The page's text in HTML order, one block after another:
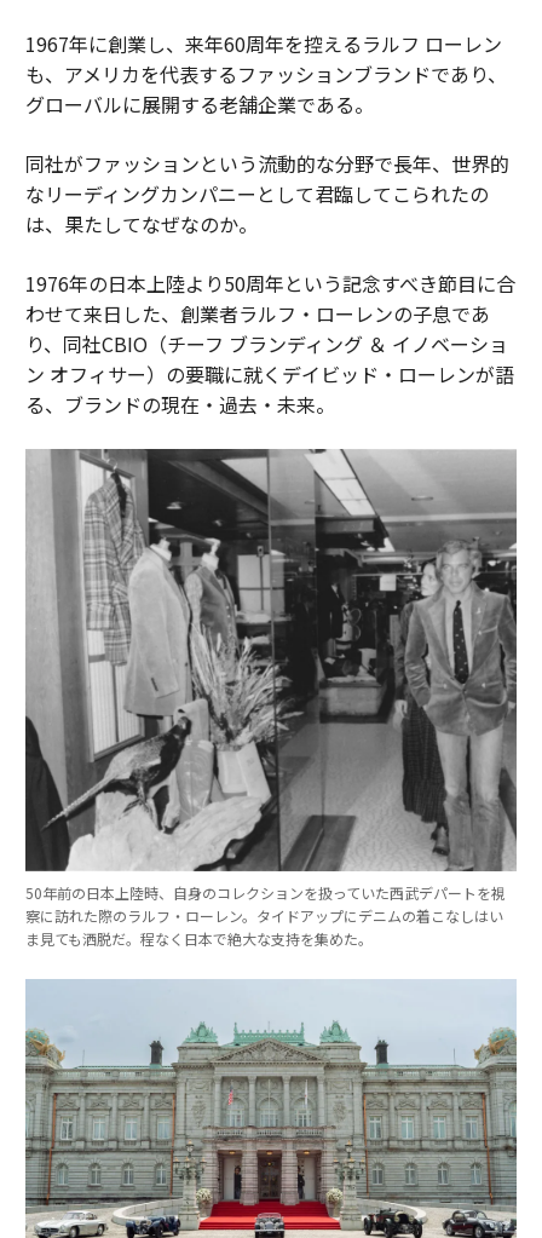
1967年に創業し、来年60周年を控えるラルフ ローレン
も、アメリカを代表するファッションブランドであり、
グローバルに展開する老舗企業である。
同社がファッションという流動的な分野で長年、世界的
なリーディングカンパニーとして君臨してこられたの
は、果たしてなぜなのか。
1976年の日本上陸より50周年という記念すべき節目に合
わせて来日した、創業者ラルフ・ローレンの子息であ
り、同社CBIO（チーフ ブランディング ＆ イノベーショ
ン オフィサー）の要職に就くデイビッド・ローレンが語
る、ブランドの現在・過去・未来。
50年前の日本上陸時、自身のコレクションを扱っていた西武デパートを視
察に訪れた際のラルフ・ローレン。タイドアップにデニムの着こなしはい
ま見ても洒脱だ。程なく日本で絶大な支持を集めた。